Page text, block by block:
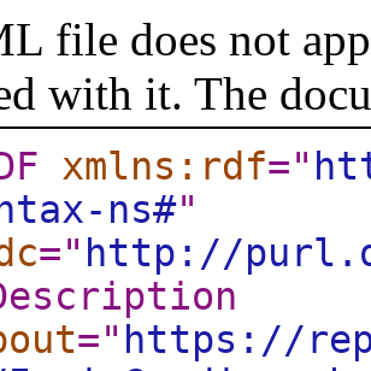
file does not
with it. The
xmlns:rdf="
ns#"
=" http://
=" https://